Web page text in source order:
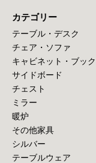
カテゴリー
テーブル・デスク
チェア・ソファ
キャビネット・ブッ
サイドボード
チェスト
ミラー
暖炉
その他家具
シルバー
テーブルウェア